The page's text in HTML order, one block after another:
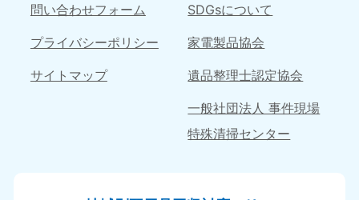
問い合わせフォーム
プライバシーポリシー
サイトマップ
SDGsについて
家電製品協会
遺品整理士認定協会
一般社団法人 事件現場
特殊清掃センター